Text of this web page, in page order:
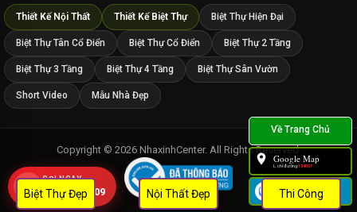
Biệt Thự Đẹp Nội Thất Đẹp Thi Công
Thiết Kế Nội Thất Thiết Kế Biệt Thự Biệt Thự Hiện Đại
Biệt Thự Tân Cổ Điển Biệt Thự Cổ Điển Biệt Thự 2 Tầng
Biệt Thự 3 Tầng Biệt Thự 4 Tầng Biệt Thự Sân Vườn
Short Video Mẫu Nhà Đẹp
Copyright © 2026 NhaxinhCenter. All Rights Reserved.
Google Map
L.chỉ đường:134057
Zalo
GỌI NGAY
0909 452 109